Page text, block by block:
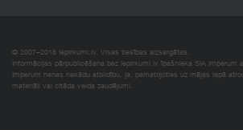
© 2007–2018 Iepirkumi.lv. Visas tiesības aizsargātas.
Informācijas pārpublicēšana bez iepirkumi.lv īpašnieka SIA Imperum
Imperum nenes nekādu atbildību, ja, pamatojoties uz mājas lapā
materiāli vai citāda veida zaudējumi.